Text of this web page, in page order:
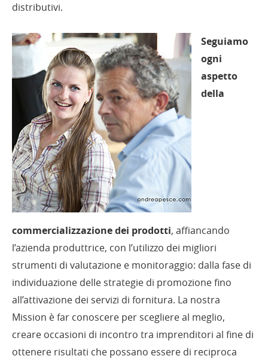
distributivi.
Seguiamo
ogni
aspetto
della
commercializzazione dei prodotti, affiancando
l’azienda produttrice, con l’utilizzo dei migliori
strumenti di valutazione e monitoraggio: dalla fase di
individuazione delle strategie di promozione fino
all’attivazione dei servizi di fornitura. La nostra
Mission è far conoscere per scegliere al meglio,
creare occasioni di incontro tra imprenditori al fine di
ottenere risultati che possano essere di reciproca